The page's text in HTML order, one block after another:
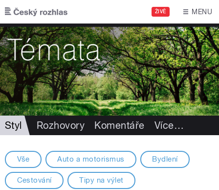
Přejít k hlavnímu obsahu
ŽIVĚ MENU
Styl Rozhovory Komentáře Více…
Vše Auto a motorismus Bydlení
Cestování Tipy na výlet